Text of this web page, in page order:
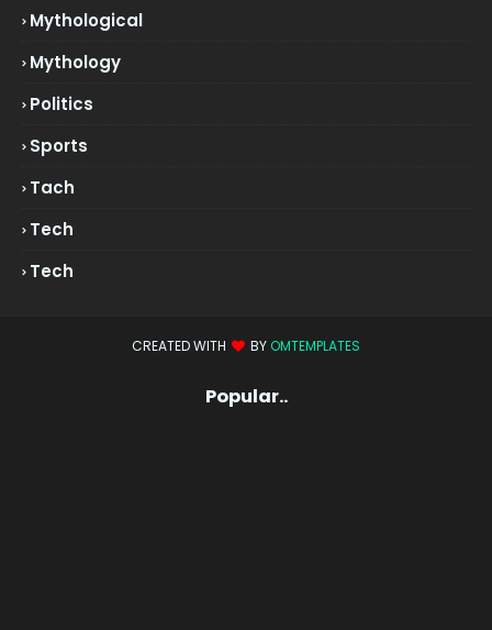
Mythological
Mythology
Politics
Sports
Tach
Tech
Tech
CREATED WITH BY OMTEMPLATES
Popular..